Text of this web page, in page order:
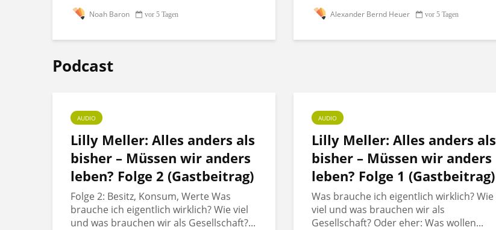
Noah Baron vor 5 Tagen Alexander Bernd Heuer vor 5 Tagen
Podcast
AUDIO
Lilly Meller: Alles anders als
bisher – Müssen wir anders
leben? Folge 2 (Gastbeitrag)
Folge 2: Besitz, Konsum, Werte Was
brauche ich eigentlich wirklich? Wie viel
und was brauchen wir als Gesellschaft?...
AUDIO
Lilly Meller: Alles anders als
bisher – Müssen wir anders
leben? Folge 1 (Gastbeitrag)
Was brauche ich eigentlich wirklich? Wie
viel und was brauchen wir als
Gesellschaft? Oder eher: Was wollen...